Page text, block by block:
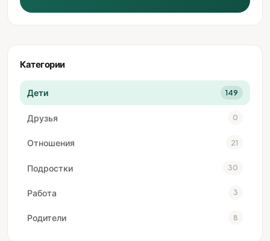
Категории
Дети 149
Друзья 0
Отношения 21
Подростки 30
Работа 3
Родители 8